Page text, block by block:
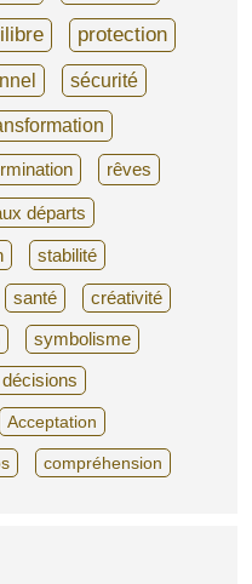
protection
sécurité
rêves
départs
stabilité
santé créativité
symbolisme
décisions
Acceptation
compréhension